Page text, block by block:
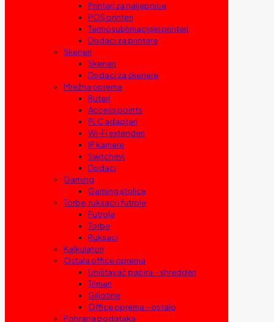
Printeri za naljepnice
POS printeri
Termosublimacijski printeri
Dodaci za printere
Skeneri
Skeneri
Dodaci za skenere
Mrežna oprema
Ruteri
Access points
PLC adapteri
Wi-Fi extenderi
IP kamere
Switchevi
Dodaci
Gaming
Gaming stolice
Torbe, ruksaci i futrole
Futrole
Torbe
Ruksaci
Kalkulatori
Ostala office oprema
Uništavač papira – shredderi
Trimeri
Giljotine
Office oprema – ostalo
Pohrana podataka